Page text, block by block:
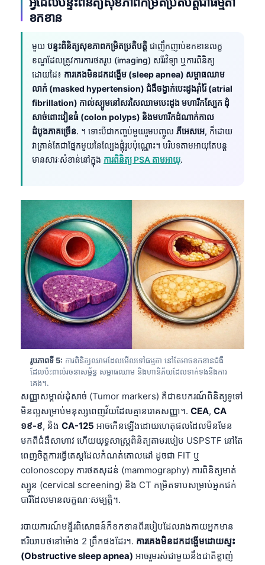
ខកខាន
មួយ បន្ទះពិនិត្យសុខភាពកម្រិតប្រតិបត្តិ ជាញឹកញាប់ខកខានលក្ខ
ខណ្ឌដែលត្រូវការការថតរូប (imaging) សរីរវិទ្យា ឬការពិនិត្យ
ដោយដៃ៖ ការគេងមិនដកដង្ហើម (sleep apnea) សម្ពាធឈាម
លាក់ (masked hypertension) ជំងឺចង្វាក់បេះដូងរ៉ាំរ៉ៃ (atrial
fibrillation) កាល់ស្យូមនៅសរសៃឈាមបេះដូង មហារីកស្បែក ដុំ
សាច់ពោះវៀនធំ (colon polyps) និងមហារីកដំណាក់កាល
ដំបូងភាគច្រើន. ។ ទោះបីជាកញ្ចប់មួយរួមបញ្ចូល ភីអេសអេ, ក៏ដោយ
វាគ្រាន់តែជាផ្នែកមួយនៃល្បែងផ្គុំរូបប៉ុណ្ណោះ។ បរិបទតាមអាយុតែបន្ត
មានសារៈសំខាន់នៅក្នុង ការពិនិត្យ PSA តាមអាយុ.
រូបភាពទី 5: ការពិនិត្យឈាមដែលមើលទៅធម្មតា នៅតែអាចខកខានជំងឺ
ដែលប៉ះពាល់រចនាសម្ព័ន្ធ សម្ពាធឈាម និងហានិភ័យដែលទាក់ទងនឹងការ
គេង។.
សញ្ញាសម្គាល់ដុំសាច់ (Tumor markers) គឺជាឧបករណ៍ពិនិត្យទូទៅ
មិនល្អសម្រាប់មនុស្សពេញវ័យដែលគ្មានរោគសញ្ញា។. CEA, CA
១៩-៩, និង CA-125 អាចកើនឡើងដោយហេតុផលដែលមិនមែន
មកពីជំងឺសាហាវ ហើយយុទ្ធសាស្ត្រពិនិត្យតាមរបៀប USPSTF នៅតែ
ពេញចិត្តការធ្វើតេស្តដែលកំណត់គោលដៅ ដូចជា FIT ឬ
colonoscopy ការថតសុដន់ (mammography) ការពិនិត្យមាត់
ស្បូន (cervical screening) និង CT កម្រិតទាបសម្រាប់អ្នកជក់
បារីដែលមានលក្ខណៈសម្បត្តិ។.
របាយការណ៍មន្ទីរពិសោធន៍ក៏ខកខានពីរបៀបដែលរាងកាយអ្នកមាន
ឥរិយាបថនៅម៉ោង 2 ព្រឹកផងដែរ។. ការគេងមិនដកដង្ហើមដោយស្ទះ
(Obstructive sleep apnea) អាចរួមរស់ជាមួយនឹងជាតិខ្លាញ់